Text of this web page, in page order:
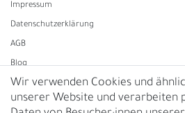
Impressum
Daten­schutz­erklärung
AGB
Blog
Vertrag widerrufen
Wir verwenden Cookies und
unserer Website und verarbeiten